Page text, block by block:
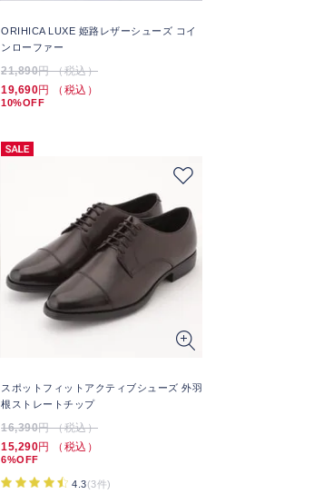
ORIHICA LUXE 姫路レザーシューズ コイ
ンローファー
21,890円 （税込）
19,690円 （税込）
10%OFF
スポットフィットアクティブシューズ 外羽
根ストレートチップ
16,390円 （税込）
15,290円 （税込）
6%OFF
4.3(3件)